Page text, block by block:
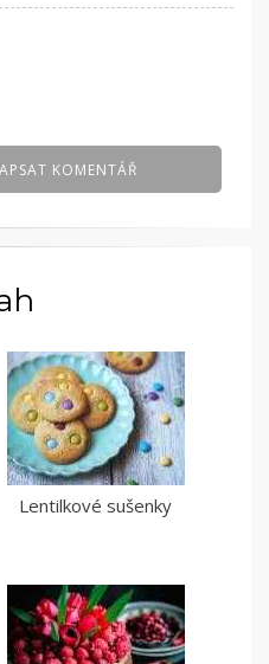
KOMENTÁŘ
Lentilkové sušenky